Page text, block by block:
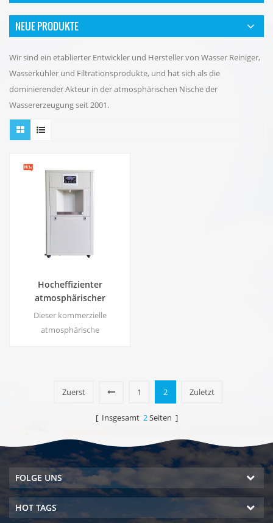
NEUE PRODUKTE
Wir sind ein etablierter Entwickler und Hersteller von Wasser Reiniger,
Wasserkühler und Filtrationsprodukte, und hat sich als die
dominierender Akteur in der atmosphärischen Nische der
Wassererzeugung seit 2001.
Hocheffizienter
atmosphärischer
Wassergenerator |
Heim/Kommerzielles
umweltfreundliches Gerät
Dieser kommerzielle
atmosphärische
auch ohne Chlor.
Zuerst 1 2 Zuletzt
[ Insgesamt 2Seiten ]
FOLGE UNS
HOT TAGS